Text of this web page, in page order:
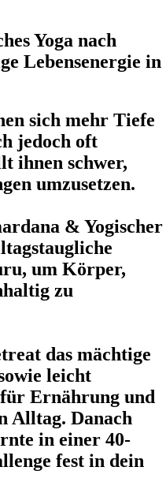
Yoga nach
Lebensenergie in
sich mehr Tiefe
jedoch oft
ihnen schwer,
umzusetzen.
& Yogischer
um Körper,
zu
das mächtige
leicht
Ernährung und
Alltag. Danach
in einer 40-
fest in dein